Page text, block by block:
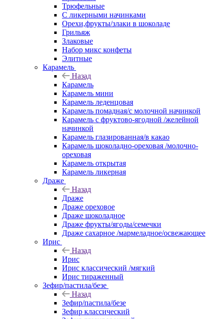
Трюфельные
С ликерными начинками
Орехи,фрукты/злаки в шоколаде
Грильяж
Злаковые
Набор микс конфеты
Элитные
Карамель
Назад
Карамель
Карамель мини
Карамель леденцовая
Карамель помадная/с молочной начинкой
Карамель с фруктово-ягодной /желейной
начинкой
Карамель глазированная/в какао
Карамель шоколадно-ореховая /молочно-
ореховая
Карамель открытая
Карамель ликерная
Драже
Назад
Драже
Драже ореховое
Драже шоколадное
Драже фрукты/ягоды/семечки
Драже сахарное /мармеладное/освежающее
Ирис
Назад
Ирис
Ирис классический /мягкий
Ирис тираженный
Зефир/пастила/безе
Назад
Зефир/пастила/безе
Зефир классический